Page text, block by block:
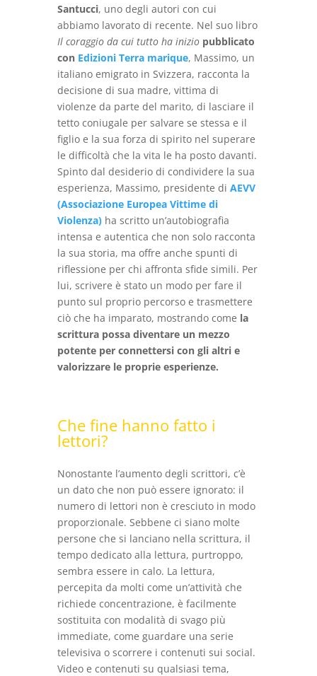
Santucci, uno degli autori con cui
abbiamo lavorato di recente. Nel suo libro
Il coraggio da cui tutto ha inizio pubblicato
con Edizioni Terra marique, Massimo, un
italiano emigrato in Svizzera, racconta la
decisione di sua madre, vittima di
violenze da parte del marito, di lasciare il
tetto coniugale per salvare se stessa e il
figlio e la sua forza di spirito nel superare
le difficoltà che la vita le ha posto davanti.
Spinto dal desiderio di condividere la sua
esperienza, Massimo, presidente di AEVV
(Associazione Europea Vittime di
Violenza)ha scritto un’autobiografia
intensa e autentica che non solo racconta
la sua storia, ma offre anche spunti di
riflessione per chi affronta sfide simili. Per
lui, scrivere è stato un modo per fare il
punto sul proprio percorso e trasmettere
ciò che ha imparato, mostrando come la
scrittura possa diventare un mezzo
potente per connettersi con gli altri e
valorizzare le proprie esperienze.
Che fine hanno fatto i
lettori?
Nonostante l’aumento degli scrittori, c’è
un dato che non può essere ignorato: il
numero di lettori non è cresciuto in modo
proporzionale. Sebbene ci siano molte
persone che si lanciano nella scrittura, il
tempo dedicato alla lettura, purtroppo,
sembra essere in calo. La lettura,
percepita da molti come un’attività che
richiede concentrazione, è facilmente
sostituita con modalità di svago più
immediate, come guardare una serie
televisiva o scorrere i contenuti sui social.
Video e contenuti su qualsiasi tema,